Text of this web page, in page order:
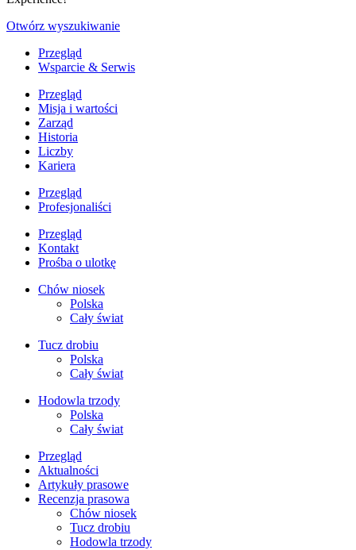
Otwórz wyszukiwanie
Przegląd
Wsparcie & Serwis
Przegląd
Misja i wartości
Zarząd
Historia
Liczby
Kariera
Przegląd
Profesjonaliści
Przegląd
Kontakt
Prośba o ulotkę
Chów niosek
Polska
Cały świat
Tucz drobiu
Polska
Cały świat
Hodowla trzody
Polska
Cały świat
Przegląd
Aktualności
Artykuły prasowe
Recenzja prasowa
Chów niosek
Tucz drobiu
Hodowla trzody